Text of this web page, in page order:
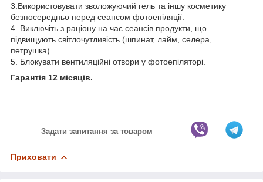
3.Використовувати зволожуючий гель та іншу косметику
безпосередньо перед сеансом фотоепіляції.
4. Виключіть з раціону на час сеансів продукти, що
підвищують світлочутливість (шпинат, лайм, селера,
петрушка).
5. Блокувати вентиляційні отвори у фотоепіляторі.
Гарантія 12 місяців.
Задати запитання за товаром
Приховати